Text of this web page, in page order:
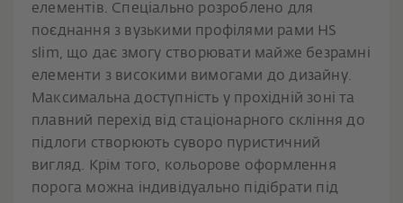
елементів. Спеціально розроблено для
поєднання з вузькими профілями рами HS
slim, що дає змогу створювати майже безрамні
елементи з високими вимогами до дизайну.
Максимальна доступність у прохідній зоні та
плавний перехід від стаціонарного скління до
підлоги створюють суворо пуристичний
вигляд. Крім того, кольорове оформлення
порога можна індивідуально підібрати під